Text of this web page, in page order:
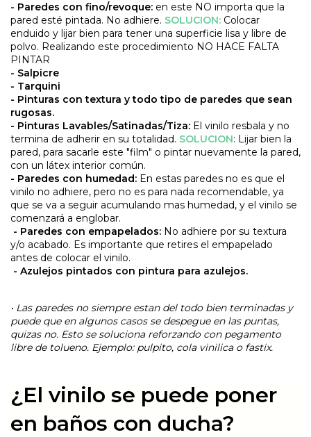
- Paredes con fino/revoque: en este NO importa que la
pared esté pintada. No adhiere. SOLUCION: Colocar
enduido y lijar bien para tener una superficie lisa y libre de
polvo. Realizando este procedimiento NO HACE FALTA
PINTAR
- Salpicre
- Tarquini
- Pinturas con textura y todo tipo de paredes que sean
rugosas.
- Pinturas Lavables/Satinadas/Tiza: El vinilo resbala y no
termina de adherir en su totalidad. SOLUCION: Lijar bien la
pared, para sacarle este "film" o pintar nuevamente la pared,
con un látex interior común.
- Paredes con humedad: En estas paredes no es que el
vinilo no adhiere, pero no es para nada recomendable, ya
que se va a seguir acumulando mas humedad, y el vinilo se
comenzará a englobar.
- Paredes con empapelados: No adhiere por su textura
y/o acabado. Es importante que retires el empapelado
antes de colocar el vinilo.
- Azulejos pintados con pintura para azulejos.
• Las paredes no siempre estan del todo bien terminadas y
puede que en algunos casos se despegue en las puntas,
quizas no. Esto se soluciona reforzando con pegamento
libre de tolueno. Ejemplo: pulpito, cola vinilica o fastix.
¿El vinilo se puede poner
en baños con ducha?